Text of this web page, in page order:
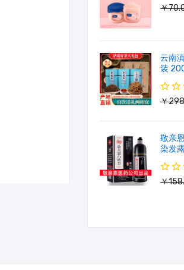
￥
云南
装
红茶
￥
敬亲
染发
一洗
￥